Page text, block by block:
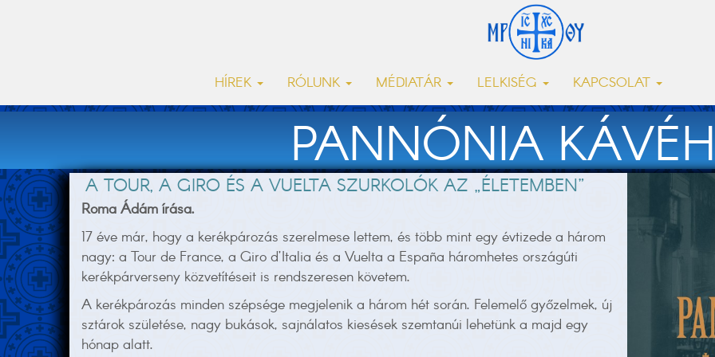
HÍREK RÓLUNK MÉDIATÁR LELKISÉG KAPCSOLAT
PANNÓNIA
A TOUR, A GIRO ÉS A VUELTA SZURKOLÓK AZ „ÉLETEMBEN”
Roma Ádám írása.
17 éve már, hogy a kerékpározás szerelmese lettem, és több mint egy évtizede a három
nagy: a Tour de France, a Giro d’Italia és a Vuelta a España háromhetes országúti
kerékpárverseny közvetítéseit is rendszeresen követem.
A kerékpározás minden szépsége megjelenik a három hét során. Felemelő győzelmek, új
sztárok születése, nagy bukások, sajnálatos kiesések szemtanúi lehetünk a majd egy
hónap alatt.